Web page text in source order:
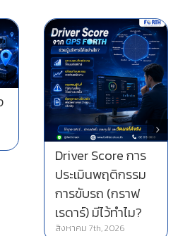
Driver Score การ
ประเมินพฤติกรรม
การขับรถ (กราฟ
เรดาร์) มีไว้ทำไม?
สิงหาคม 7th, 2026